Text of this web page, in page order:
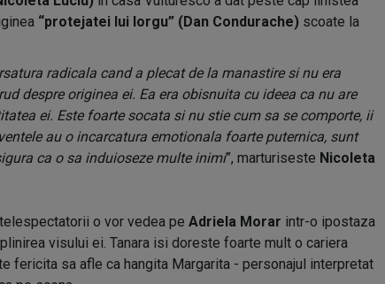
“protejatei lui Iorgu” (Dan Condurache) scoate la
radicala cand a plecat de la manastire si nu era
despre originea ei. Ea era obisnuita cu ideea ca nu are
ei. Este foarte socata si nu stie cum sa se comporte, ii
au o incarcatura emotionala foarte puternica, sunt
ca o sa induioseze multe inimi”, marturiseste Nicoleta
o vor vedea pe Adriela Morar intr-o ipostaza
visului ei. Tanara isi doreste foarte mult o cariera
fericita sa afle ca hangita Margarita - personajul interpretat